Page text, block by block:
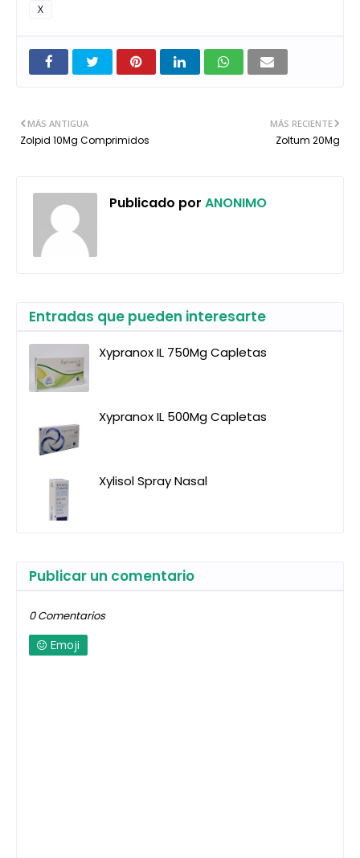
X
MÁS RECIENTE
Zoltum 20Mg
MÁS ANTIGUA
Zolpid 10Mg Comprimidos
Publicado por ANONIMO
Entradas que pueden interesarte
Xypranox IL 750Mg Capletas
Xypranox IL 500Mg Capletas
Xylisol Spray Nasal
Publicar un comentario
0 Comentarios
Emoji